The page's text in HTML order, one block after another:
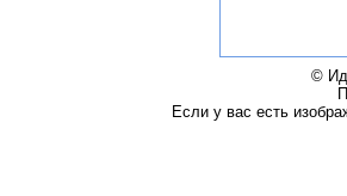
©
Если у вас есть